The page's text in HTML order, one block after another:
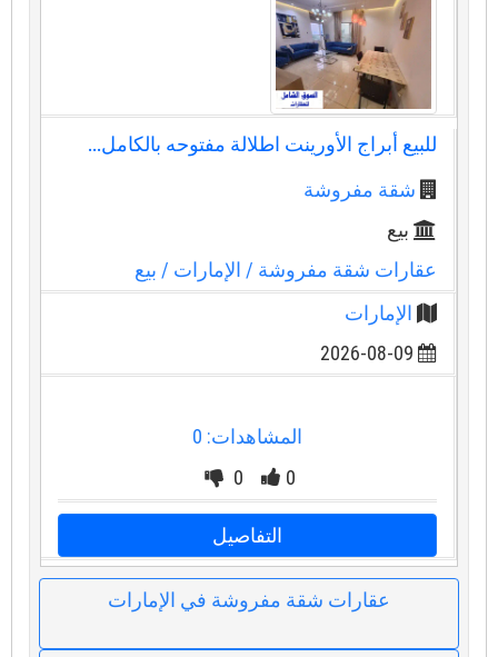
للبيع أبراج الأورينت اطلالة مفتوحه بالكامل...
شقة مفروشة
بيع
عقارات شقة مفروشة/ الإمارات/ بيع
الإمارات
2026-08-09
المشاهدات: 0
0
0
التفاصيل
عقارات شقة مفروشة في الإمارات